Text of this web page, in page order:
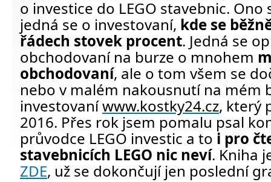
o investice do LEGO stavebnic. Ono
jedná se o investovaní, kde se
řádech stovek procent. Jedná se
obchodovaní na burze o mnohem
obchodovaní, ale o tom všem se
nebo v malém nakousnutí na mém
investovaníwww.kostky24.cz, který
2016. Přes rok jsem pomalu psal
průvodce LEGO investic a to i pro
stavebnicích LEGO nic neví. Kniha
ZDE, už se dokončují jen poslední